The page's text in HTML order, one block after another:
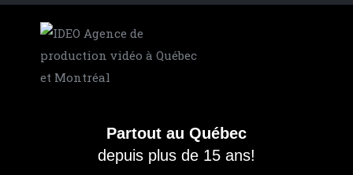
Partout au Québec
depuis plus de 15 ans!